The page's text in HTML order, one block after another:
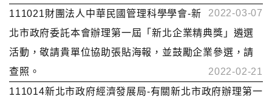
2022-03-07
111021財團法人中華民國管理科學學會-新
北市政府委託本會辦理第一屆「新北企業精典獎」遴選
活動，敬請貴單位協助張貼海報，並鼓勵企業參選，請
查照。
2022-02-21
111014新北市政府經濟發展局-有關新北市政府辦理第一